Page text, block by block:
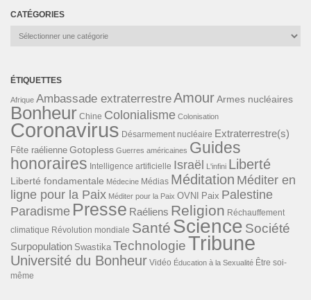
CATÉGORIES
Catégories
ÉTIQUETTES
Afrique Ambassade extraterrestreAmourArmes nucléaires
Bonheur Chine Colonialisme Colonisation
Coronavirus Désarmement nucléaire Extraterrestre(s)
Fête raélienne Gotopless Guerres américaines Guides
honoraires Intelligence artificielle Israël L'infini Liberté
Liberté fondamentale Médecine Médias Méditation Méditer en
ligne pour la Paix Méditer pour la Paix OVNI Paix Palestine
Paradisme Presse Raéliens Religion Réchauffement
climatique Révolution mondiale Santé Science Société
Surpopulation Swastika TechnologieTribune
Université du Bonheur Vidéo Éducation à la Sexualité Être soi-
même